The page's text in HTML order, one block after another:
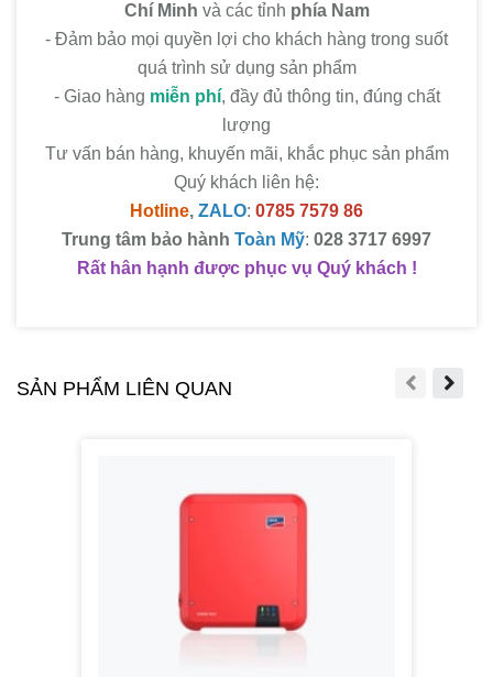
Chí Minh và các tỉnh phía Nam
- Đảm bảo mọi quyền lợi cho khách hàng trong suốt
quá trình sử dụng sản phẩm
- Giao hàng miễn phí, đầy đủ thông tin, đúng chất
lượng
Tư vấn bán hàng, khuyến mãi, khắc phục sản phẩm
Quý khách liên hệ:
Hotline, ZALO: 0785 7579 86
Trung tâm bảo hành Toàn Mỹ: 028 3717 6997
Rất hân hạnh được phục vụ Quý khách !
SẢN PHẨM LIÊN QUAN